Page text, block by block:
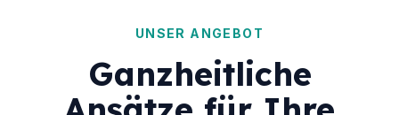
UNSER ANGEBOT
Ganzheitliche